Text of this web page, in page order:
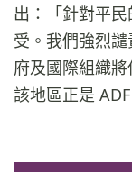
出：「針對平
受。我們強烈
府及國際組織將
該地區正是